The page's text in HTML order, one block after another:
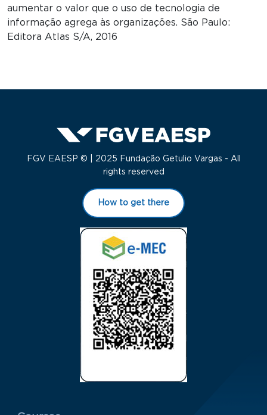
aumentar o valor que o uso de tecnologia de
informação agrega às organizações. São Paulo:
Editora Atlas S/A, 2016
FGV EAESP © | 2025 Fundação Getulio Vargas - All
rights reserved
How to get there
Menu Rodapé 1